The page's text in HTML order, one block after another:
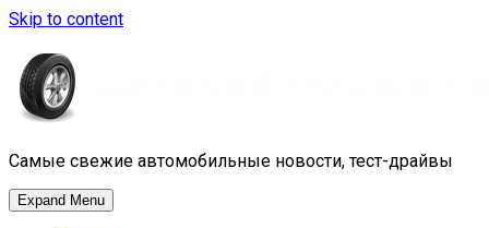
Skip to content
Самые свежие автомобильные новости, тест-драйвы
Expand Menu